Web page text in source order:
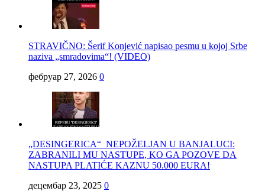
STRAVIČNO: Šerif Konjević napisao pesmu u kojoj Srbe
naziva „smradovima“! (VIDEO)
фебруар 27, 2026 0
„DESINGERICA“ NEPOŽELJAN U BANJALUCI:
ZABRANILI MU NASTUPE, KO GA POZOVE DA
NASTUPA PLATIĆE KAZNU 50.000 EURA!
децембар 23, 2025 0